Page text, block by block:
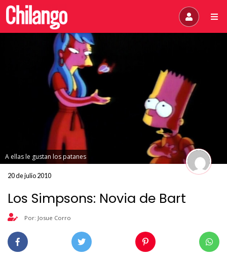
A ellas le gustan los patanes
20 de julio 2010
Los Simpsons: Novia de Bart
Por: Josue Corro